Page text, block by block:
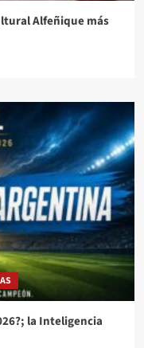
Alfeñique más
la Inteligencia